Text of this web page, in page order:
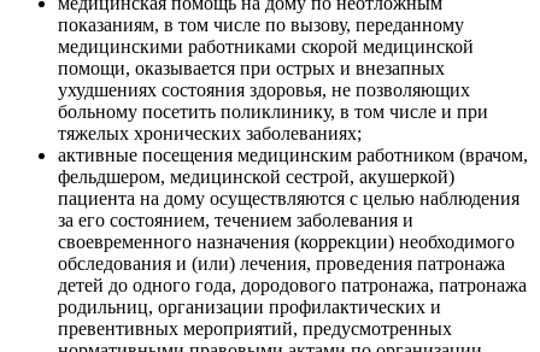
показаниям, в том числе по вызову, переданному
медицинскими работниками скорой медицинской
помощи, оказывается при острых и внезапных
ухудшениях состояния здоровья, не позволяющих
больному посетить поликлинику, в том числе и при
тяжелых хронических заболеваниях;
активные посещения медицинским работником (врачом,
фельдшером, медицинской сестрой, акушеркой)
пациента на дому осуществляются с целью наблюдения
за его состоянием, течением заболевания и
своевременного назначения (коррекции) необходимого
обследования и (или) лечения, проведения патронажа
детей до одного года, дородового патронажа, патронажа
родильниц, организации профилактических и
превентивных мероприятий, предусмотренных